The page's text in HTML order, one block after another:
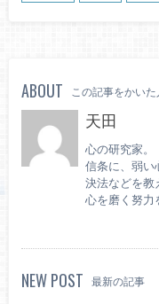
ABOUT この記事をかいた
天田
心の研究家。
信条に、弱い
決法などを教
心を磨く努力
NEW POST 最新の記事